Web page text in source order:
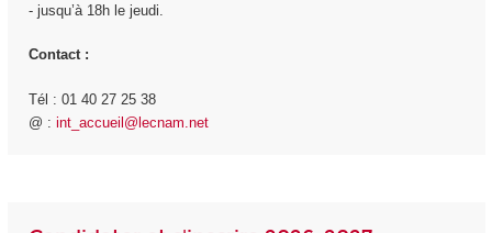
- jusqu’à 18h le jeudi.
Contact :
Tél : 01 40 27 25 38
@ : int_accueil@lecnam.net